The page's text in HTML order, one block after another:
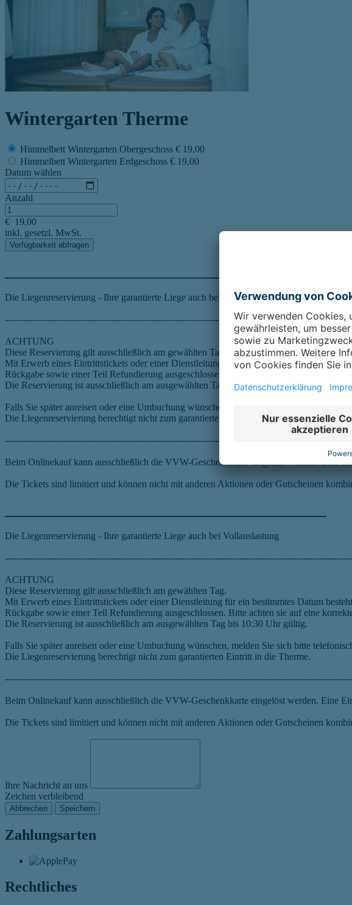
Wintergarten Therme
Himmelbett Wintergarten Obergeschoss € 19,00
Himmelbett Wintergarten Erdgeschoss € 19,00
Datum wählen
Anzahl
€ 19,00
inkl. gesetzl. MwSt.
Verfügbarkeit abfragen
Die Liegenreservierung - Ihre garantierte Liege auch bei Vollauslastung
ACHTUNG
Diese Reservierung gilt ausschließlich am gewählten Tag.
Mit Erwerb eines Eintrittstickets oder einer Dienstleitung für ein bestimmtes Datum
Rückgabe sowie einer Teil Refundierung ausgeschlossen. Bitte achten sie auf eine
Die Reservierung ist ausschließlich am ausgewählten Tag bis 10:30 Uhr gültig.
Falls Sie später anreisen oder eine Umbuchung wünschen, melden Sie sich bitte
Die Liegenreservierung berechtigt nicht zum garantierten Eintritt in die Therme.
Beim Onlinekauf kann ausschließlich die VVW-Geschenkkarte eingelöst werden. Eine
Die Tickets sind limitiert und können nicht mit anderen Aktionen oder Gutscheinen
Die Liegenreservierung - Ihre garantierte Liege auch bei Vollauslastung
ACHTUNG
Diese Reservierung gilt ausschließlich am gewählten Tag.
Mit Erwerb eines Eintrittstickets oder einer Dienstleitung für ein bestimmtes Datum
Rückgabe sowie einer Teil Refundierung ausgeschlossen. Bitte achten sie auf eine
Die Reservierung ist ausschließlich am ausgewählten Tag bis 10:30 Uhr gültig.
Falls Sie später anreisen oder eine Umbuchung wünschen, melden Sie sich bitte
Die Liegenreservierung berechtigt nicht zum garantierten Eintritt in die Therme.
Beim Onlinekauf kann ausschließlich die VVW-Geschenkkarte eingelöst werden. Eine
Die Tickets sind limitiert und können nicht mit anderen Aktionen oder Gutscheinen
Ihre Nachricht an uns
Zeichen verbleibend
Abbrechen Speichern
Zahlungsarten
Rechtliches